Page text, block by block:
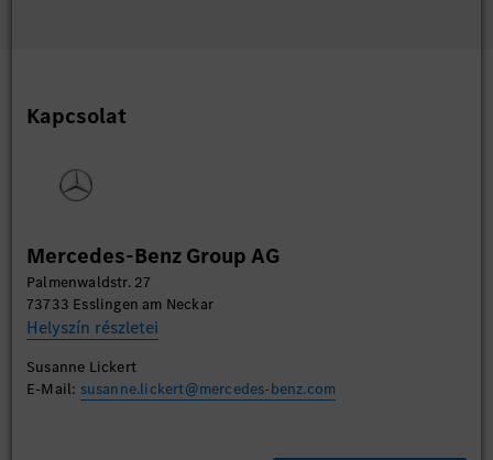
Kapcsolat
Mercedes-Benz Group AG
Palmenwaldstr. 27
73733 Esslingen am Neckar
Helyszín részletei
Susanne Lickert
E-Mail: susanne.lickert@mercedes-benz.com